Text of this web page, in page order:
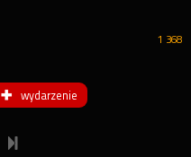
1 368
wydarzenie